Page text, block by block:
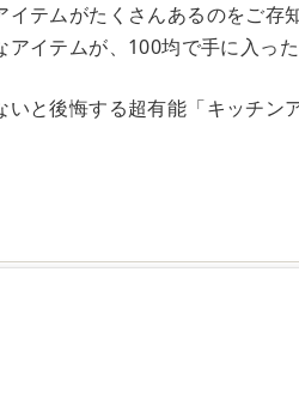
テムがたくさんあるのをご存
イテムが、100均で手に入った
と後悔する超有能「キッチン